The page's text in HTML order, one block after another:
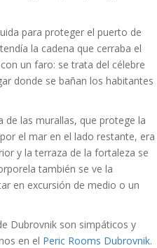
para proteger el puerto de
la cadena que cerraba el
un faro: se trata del célebre
donde se bañan los habitantes
de las murallas, que protege la
el mar en el lado restante, era
y la terraza de la fortaleza se
también se ve la
en excursión de medio o un
Dubrovnik son simpáticos y
en el Peric Rooms Dubrovnik.